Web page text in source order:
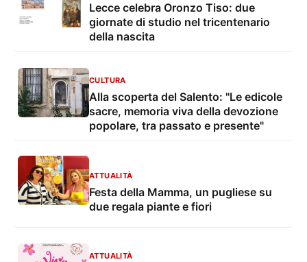
Lecce celebra Oronzo Tiso: due
giornate di studio nel tricentenario
della nascita
CULTURA
Alla scoperta del Salento: "Le edicole
sacre, memoria viva della devozione
popolare, tra passato e presente"
ATTUALITÀ
Festa della Mamma, un pugliese su
due regala piante e fiori
ATTUALITÀ